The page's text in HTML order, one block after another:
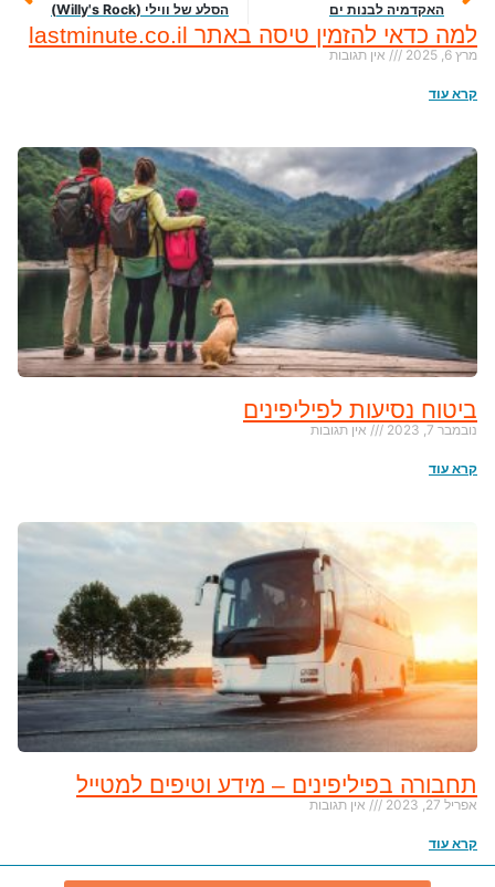
האקדמיה לבנות ים הסלע של ווילי (Willy's Rock)
למה כדאי להזמין טיסה באתר lastminute.co.il
מרץ 6, 2025 אין תגובות
קרא עוד
ביטוח נסיעות לפיליפינים
נובמבר 7, 2023 אין תגובות
קרא עוד
תחבורה בפיליפינים – מידע וטיפים למטייל
אפריל 27, 2023 אין תגובות
קרא עוד